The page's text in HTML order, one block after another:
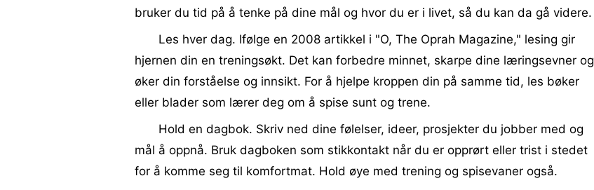
bruker du tid på å tenke på dine mål og hvor du er i livet, så du kan da gå videre.
Les hver dag. Ifølge en 2008 artikkel i "O, The Oprah Magazine," lesing gir
hjernen din en treningsøkt. Det kan forbedre minnet, skarpe dine læringsevner og
øker din forståelse og innsikt. For å hjelpe kroppen din på samme tid, les bøker
eller blader som lærer deg om å spise sunt og trene.
Hold en dagbok. Skriv ned dine følelser, ideer, prosjekter du jobber med og
mål å oppnå. Bruk dagboken som stikkontakt når du er opprørt eller trist i stedet
for å komme seg til komfortmat. Hold øye med trening og spisevaner også.